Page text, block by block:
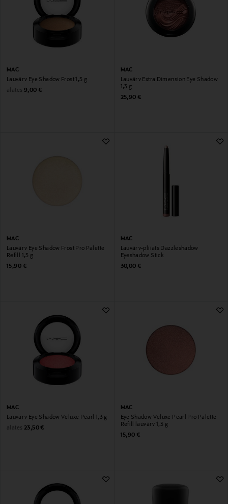
MAC
Lauvärv Eye Shadow Frost 1,5 g
alates Original Price
9,00 €
MAC
Lauvärv Extra Dimension Eye Shadow
1,3 g
Original Price
25,90 €
MAC
Lauvärv Eye Shadow Frost Pro Palette
Refill 1,5 g
Original Price
15,90 €
MAC
Lauvärv-pliiats Dazzleshadow
Eyeshadow Stick
Original Price
30,00 €
MAC
Lauvärv Eye Shadow Veluxe Pearl 1,3 g
alates Original Price
23,50 €
MAC
Eye Shadow Veluxe Pearl Pro Palette
Refill lauvärv 1,3 g
Original Price
15,90 €